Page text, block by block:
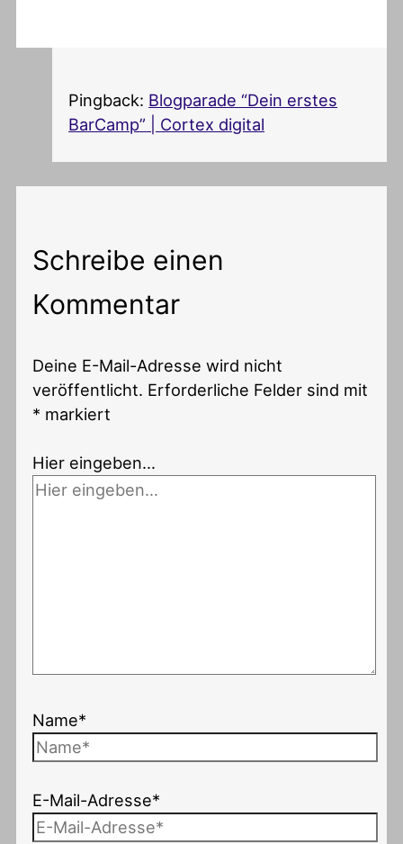
Pingback: Blogparade “Dein erstes
BarCamp” | Cortex digital
Schreibe einen
Kommentar
Deine E-Mail-Adresse wird nicht
veröffentlicht. Erforderliche Felder sind mit
* markiert
Hier eingeben…
Name*
E-Mail-Adresse*